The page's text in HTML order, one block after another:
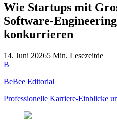
Wie Startups mit
Software-
konkurrieren
14. Juni 20265 Min. Lesezeitde
B
BeBee Editorial
Professionelle Karriere-Einblicke